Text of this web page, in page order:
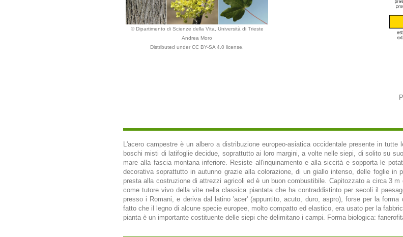
© Dipartimento di Scienze della Vita, Università di Trieste
Andrea Moro
Distributed under CC BY-SA 4.0 license.
L'acero campestre è un albero a distribuzione europeo-asiatica occidentale presente in
boschi misti di latifoglie decidue, soprattutto ai loro margini, a volte nelle siepi, di solito su
mare alla fascia montana inferiore. Resiste all'inquinamento e alla siccità e sopporta le
decorativa soprattutto in autunno grazie alla colorazione, di un giallo intenso, delle foglie in
presta alla costruzione di attrezzi agricoli ed è un buon combustibile. Capitozzato a circa 3
come tutore vivo della vite nella classica piantata che ha contraddistinto per secoli il
presso i Romani, e deriva dal latino 'acer' (appuntito, acuto, duro, aspro), forse per la
fatto che il legno di alcune specie europee, molto compatto ed elastico, era usato per la
pianta è un importante costituente delle siepi che delimitano i campi. Forma biologica: